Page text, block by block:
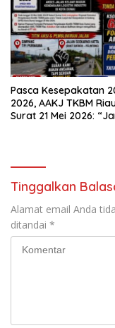
Pasca Kesepakatan
2026, AAKJ TKBM
Surat 21 Mei 2026:
Tinggalkan
Alamat email Anda
ditandai *